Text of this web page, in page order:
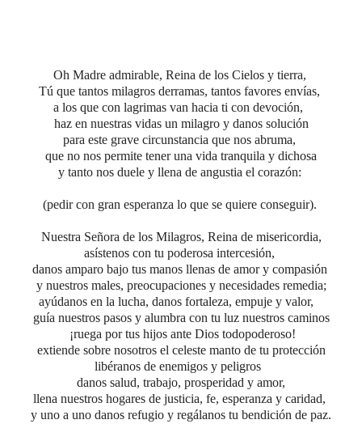
Oh Madre admirable, Reina de los Cielos y tierra,
Tú que tantos milagros derramas, tantos favores envías,
a los que con lagrimas van hacia ti con devoción,
haz en nuestras vidas un milagro y danos solución
para este grave circunstancia que nos abruma,
que no nos permite tener una vida tranquila y dichosa
y tanto nos duele y llena de angustia el corazón:
(pedir con gran esperanza lo que se quiere conseguir).
Nuestra Señora de los Milagros, Reina de misericordia,
asístenos con tu poderosa intercesión,
danos amparo bajo tus manos llenas de amor y compasión
y nuestros males, preocupaciones y necesidades remedia;
ayúdanos en la lucha, danos fortaleza, empuje y valor,
guía nuestros pasos y alumbra con tu luz nuestros caminos
¡ruega por tus hijos ante Dios todopoderoso!
extiende sobre nosotros el celeste manto de tu protección
libéranos de enemigos y peligros
danos salud, trabajo, prosperidad y amor,
llena nuestros hogares de justicia, fe, esperanza y caridad,
y uno a uno danos refugio y regálanos tu bendición de paz.